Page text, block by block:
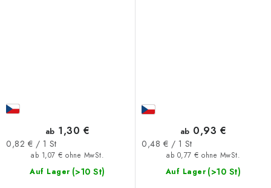
Auf Lager (>10 St)
ab 1,07 € ohne MwSt.
ab 1,30 €
Verkaufspreis:
0,82 € / 1 St
Auf Lager (>10 St)
ab 0,77 € ohne MwSt.
ab 0,93 €
Verkaufspreis:
0,48 € / 1 St